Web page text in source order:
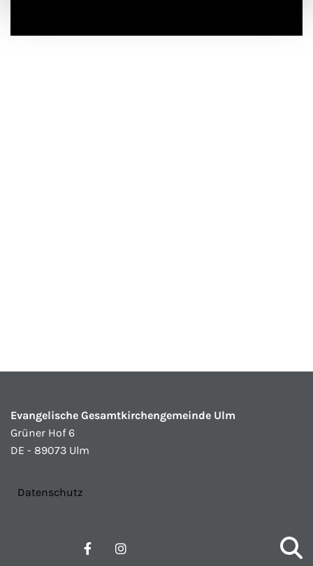
Evangelische Gesamtkirchengemeinde Ulm
Grüner Hof 6
DE - 89073 Ulm
Datenschutz